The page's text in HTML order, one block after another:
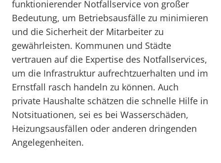
funktionierender Notfallservice von großer
Bedeutung, um Betriebsausfälle zu minimieren
und die Sicherheit der Mitarbeiter zu
gewährleisten. Kommunen und Städte
vertrauen auf die Expertise des Notfallservices,
um die Infrastruktur aufrechtzuerhalten und im
Ernstfall rasch handeln zu können. Auch
private Haushalte schätzen die schnelle Hilfe in
Notsituationen, sei es bei Wasserschäden,
Heizungsausfällen oder anderen dringenden
Angelegenheiten.